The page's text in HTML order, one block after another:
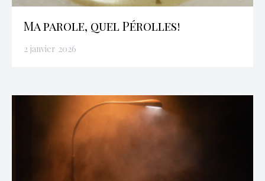
Ma parole, quel Pérolles!
2 janvier 2026